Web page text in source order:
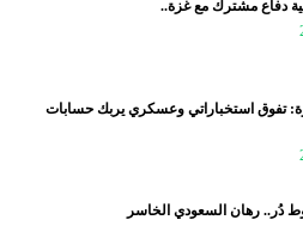
دفاع مشترك مع غزة..
تفوق استخباراتي وعسكري يربك حسابات
دُر.. رهان السعودي الخاسر